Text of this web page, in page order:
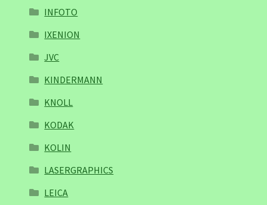
INFOTO
IXENION
JVC
KINDERMANN
KNOLL
KODAK
KOLIN
LASERGRAPHICS
LEICA